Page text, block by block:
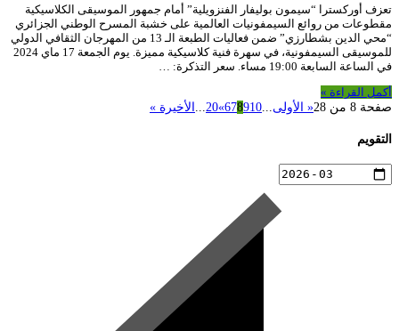
تعزف أوركسترا “سيمون بوليفار الفنزويلية” أمام جمهور الموسيقى الكلاسيكية
مقطوعات من روائع السيمفونيات العالمية على خشبة المسرح الوطني الجزائري
“محي الدين بشطارزي” ضمن فعاليات الطبعة الـ 13 من المهرجان الثقافي الدولي
للموسيقى السيمفونية، في سهرة فنية كلاسيكية مميزة. يوم الجمعة 17 ماي 2024
في الساعة السابعة 19:00 مساء. سعر التذكرة: …
أكمل القراءة »
صفحة 8 من 28
« الأولى...
678910
»
20
... الأخيرة »
التقويم